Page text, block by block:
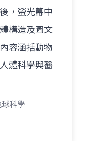
，螢光幕中
構造及圖文
容涵括動物
體科學與醫
球科學